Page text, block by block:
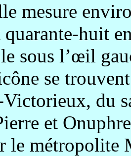
mesure
huit
sous l’œil
se
du
et
le